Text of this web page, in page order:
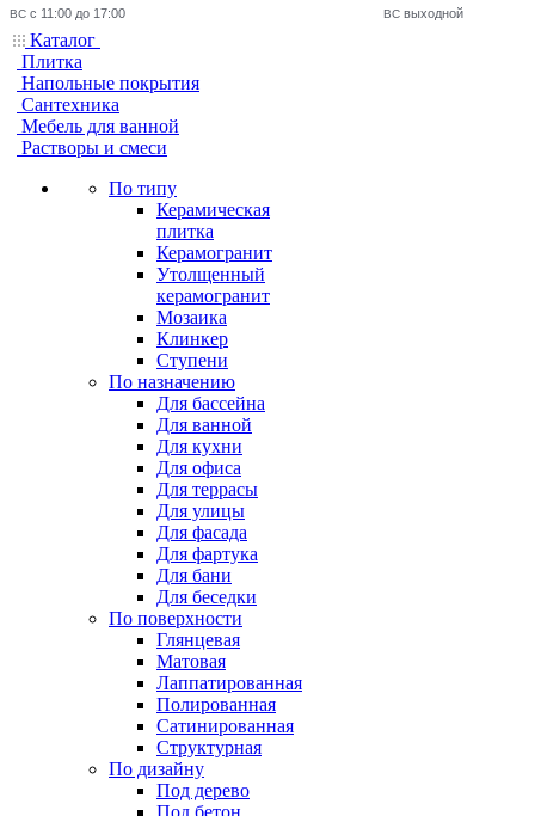
ВС с 11:00 до 17:00 ВС выходной
Каталог
Плитка
Напольные покрытия
Сантехника
Мебель для ванной
Растворы и смеси
По типу
Керамическая
плитка
Керамогранит
Утолщенный
керамогранит
Мозаика
Клинкер
Ступени
По назначению
Для бассейна
Для ванной
Для кухни
Для офиса
Для террасы
Для улицы
Для фасада
Для фартука
Для бани
Для беседки
По поверхности
Глянцевая
Матовая
Лаппатированная
Полированная
Сатинированная
Структурная
По дизайну
Под дерево
Под бетон